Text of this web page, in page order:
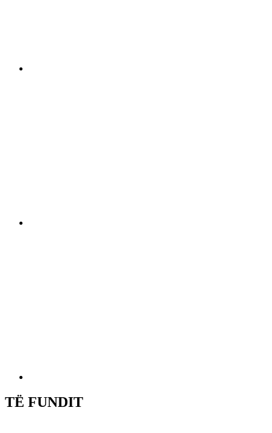
TË FUNDIT